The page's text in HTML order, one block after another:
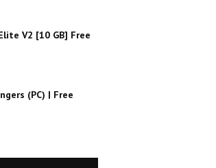
V2 [10 GB] Free
(PC) | Free